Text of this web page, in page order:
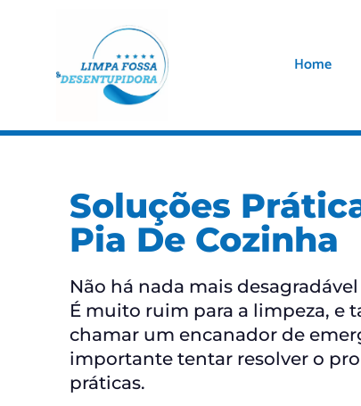
Home
Soluções
Pia De Cozinha
Não há nada mais
É muito ruim para a limpeza, e
chamar um encanador de
importante tentar resolver o
práticas.